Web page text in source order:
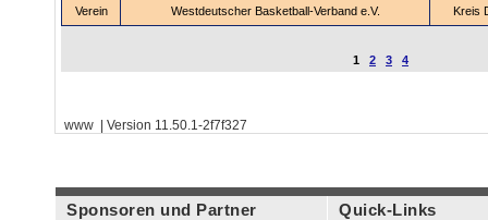
Verein Westdeutscher Basketball-Verband e.V. Kreis
1 2 3 4
www | Version 11.50.1-2f7f327
Sponsoren und Partner Quick-Links